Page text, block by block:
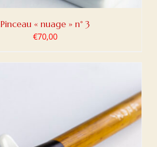
Pinceau « nuage » n° 3
€70,00